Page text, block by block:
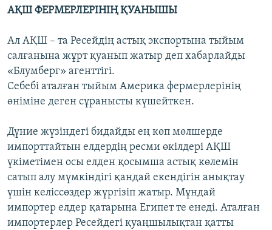
АҚШ ФЕРМЕРЛЕРІНІҢ ҚУАНЫШЫ
Ал АҚШ – та Ресейдің астық экспортына тыйым
салғанына жұрт қуанып жатыр деп хабарлайды
«Блумберг» агенттігі.
Себебі аталған тыйым Америка фермерлерінің
өніміне деген сұранысты күшейткен.
Дүние жүзіндегі бидайды ең көп мөлшерде
импорттайтын елдердің ресми өкілдері АҚШ
үкіметімен осы елден қосымша астық көлемін
сатып алу мүмкіндігі қандай екендігін анықтау
үшін келіссөздер жүргізіп жатыр. Мұндай
импортер елдер қатарына Египет те енеді. Аталған
импортерлер Ресейдегі қуаңшылықтан қатты